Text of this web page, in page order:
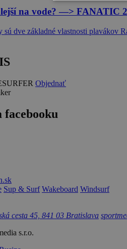
na vode? —> FANATIC
sú dve základné vlastnosti
Objednať
facebooku
Sup & Surf Wakeboard Windsurf
cesta 45, 841 03 Bratislava
s.r.o.